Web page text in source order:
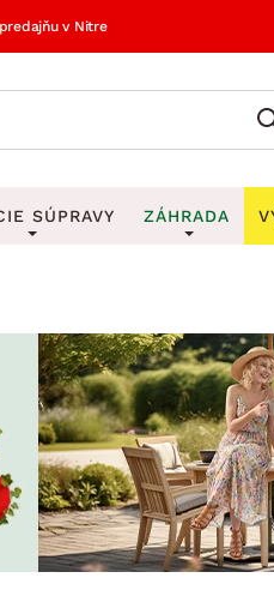
v Nitre
Vešiaky na kľúče
Stojany na dáždniky
Stojany na noviny
Stojany na
Zobrazit vše
ZÁHRADNÉ
SÚPRAVY
sedacie súpravy
Sedacie súpravy 3-2-1
súpravy na mieru
ZÁHRADA
Záhradné